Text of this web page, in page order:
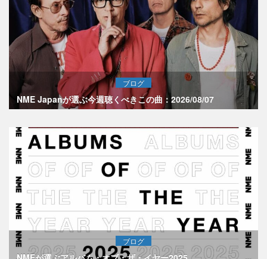
ブログ
NME Japanが選ぶ今週聴くべきこの曲：2026/08/07
ブログ